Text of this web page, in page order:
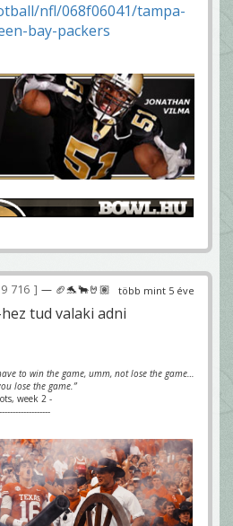
nfl/068f06041/tampa-
bay-packers
több mint 5 éve
9 716 — 🏈🐬🐂🤘🏽
tud valaki adni
to win the game, umm, not lose the game…
lose the game.”
week 2 -